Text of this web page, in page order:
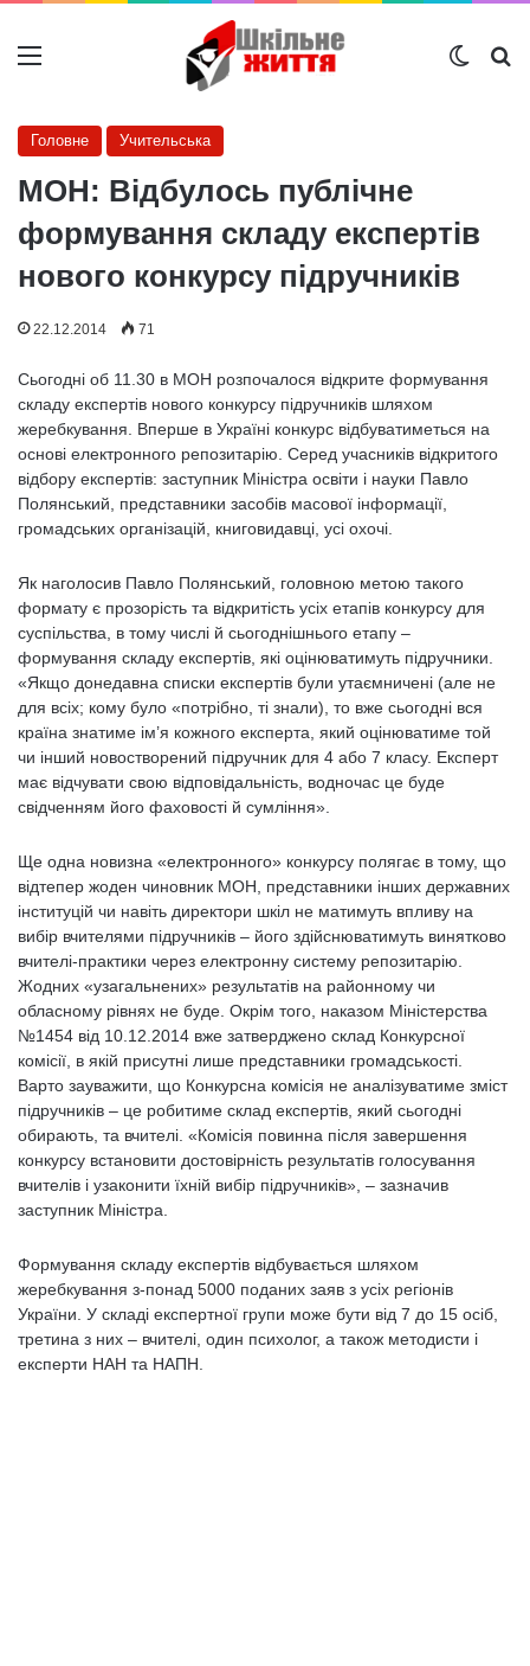
Меню
Головне Учительська
МОН: Відбулось публічне
формування складу експертів
нового конкурсу підручників
22.12.2014 71
Сьогодні об 11.30 в МОН розпочалося відкрите формування
складу експертів нового конкурсу підручників шляхом
жеребкування. Вперше в Україні конкурс відбуватиметься на
основі електронного репозитарію. Серед учасників відкритого
відбору експертів: заступник Міністра освіти і науки Павло
Полянський, представники засобів масової інформації,
громадських організацій, книговидавці, усі охочі.
Як наголосив Павло Полянський, головною метою такого
формату є прозорість та відкритість усіх етапів конкурсу для
суспільства, в тому числі й сьогоднішнього етапу –
формування складу експертів, які оцінюватимуть підручники.
«Якщо донедавна списки експертів були утаємничені (але не
для всіх; кому було «потрібно, ті знали), то вже сьогодні вся
країна знатиме ім’я кожного експерта, який оцінюватиме той
чи інший новостворений підручник для 4 або 7 класу. Експерт
має відчувати свою відповідальність, водночас це буде
свідченням його фаховості й сумління».
Ще одна новизна «електронного» конкурсу полягає в тому, що
відтепер жоден чиновник МОН, представники інших державних
інституцій чи навіть директори шкіл не матимуть впливу на
вибір вчителями підручників – його здійснюватимуть винятково
вчителі-практики через електронну систему репозитарію.
Жодних «узагальнених» результатів на районному чи
обласному рівнях не буде. Окрім того, наказом Міністерства
№1454 від 10.12.2014 вже затверджено склад Конкурсної
комісії, в якій присутні лише представники громадськості.
Варто зауважити, що Конкурсна комісія не аналізуватиме зміст
підручників – це робитиме склад експертів, який сьогодні
обирають, та вчителі. «Комісія повинна після завершення
конкурсу встановити достовірність результатів голосування
вчителів і узаконити їхній вибір підручників», – зазначив
заступник Міністра.
Формування складу експертів відбувається шляхом
жеребкування з-понад 5000 поданих заяв з усіх регіонів
України. У складі експертної групи може бути від 7 до 15 осіб,
третина з них – вчителі, один психолог, а також методисти і
експерти НАН та НАПН.